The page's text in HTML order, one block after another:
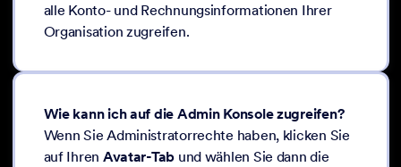
alle Konto- und Rechnungsinformationen Ihrer
Organisation zugreifen.
Wie kann ich auf die Admin Konsole zugreifen?
Wenn Sie Administratorrechte haben, klicken Sie
auf Ihren Avatar-Tab und wählen Sie dann die